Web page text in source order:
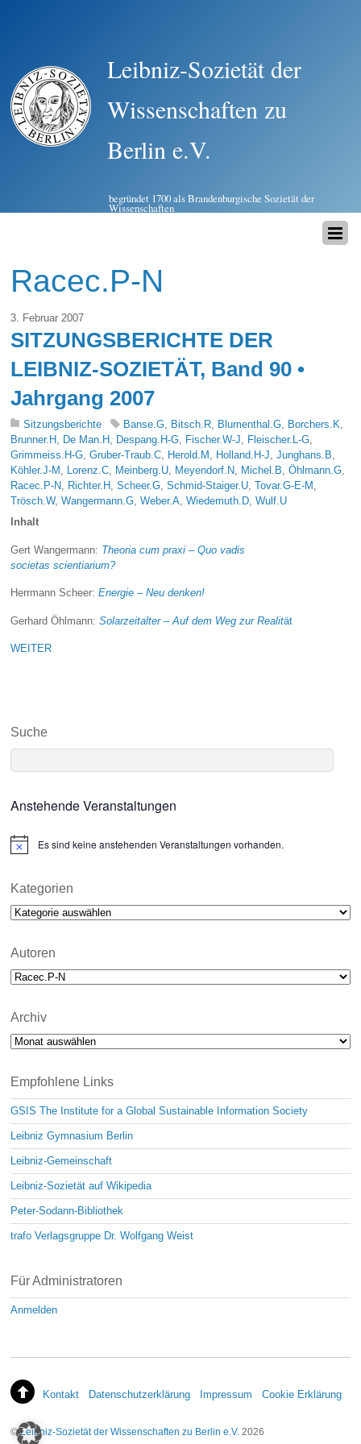
Leibniz-Sozietät der
Wissenschaften zu
Berlin e.V.
begründet 1700 als Brandenburgische Sozietät der
Wissenschaften
Racec.P-N
3. Februar 2007
SITZUNGSBERICHTE DER
LEIBNIZ-SOZIETÄT, Band 90 •
Jahrgang 2007
Sitzungsberichte Banse.G, Bitsch.R, Blumenthal.G, Borchers.K,
Brunner.H , De Man.H , Despang.H-G, Fischer.W-J, Fleischer.L-G,
Grimmeiss.H-G,Gruber-Traub.C, Herold.M , Holland.H-J,Junghans.B,
Köhler.J-M , Lorenz.C, Meinberg.U, Meyendorf.N, Michel.B,Öhlmann.G,
Racec.P-N, Richter.H ,Scheer.G,Schmid-Staiger.U,Tovar.G-E-M ,
Trösch.W,Wangermann.G,Weber.A,Wiedemuth.D,Wulf.U
Inhalt
Gert Wangermann: Theoria cum praxi – Quo vadis
societas scientiarium?
Herrmann Scheer:Energie – Neu denken!
Gerhard Öhlmann:Solarzeitalter – Auf dem Weg zur Realität
WEITER
Suche
Anstehende Veranstaltungen
N
i
e
Es sind keine anstehenden Veranstaltungen vorhanden.
Kategorien
Kategorien
Autoren
Archiv
Archiv
Empfohlene Links
GSIS The Institute for a Global Sustainable Information Society
Leibniz Gymnasium Berlin
Leibniz-Gemeinschaft
Leibniz-Sozietät auf Wikipedia
Peter-Sodann-Bibliothek
trafo Verlagsgruppe Dr. Wolfgang Weist
Für Administratoren
Anmelden
Kontakt Datenschutzerklärung Impressum Cookie Erklärung
©Leibniz-Sozietät der Wissenschaften zu Berlin e.V. 2026